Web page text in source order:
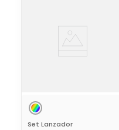
Set Lanzador